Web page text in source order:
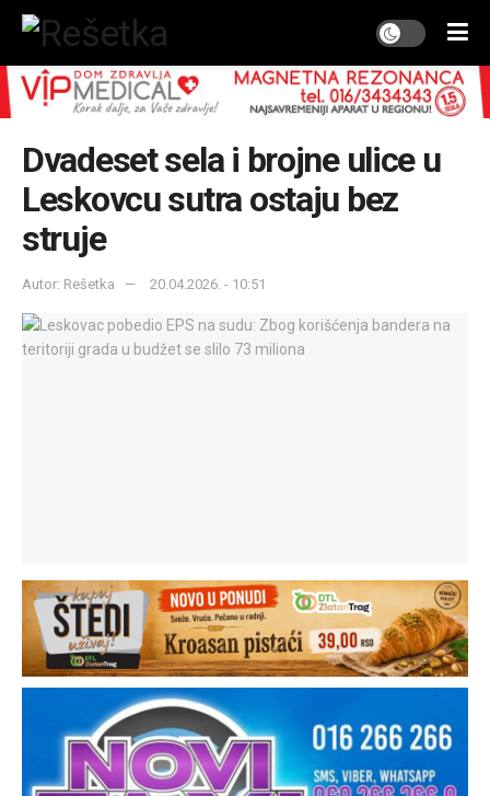
Dvadeset sela i brojne ulice u
Leskovcu sutra ostaju bez
struje
Autor: Rešetka 20.04.2026. - 10:51